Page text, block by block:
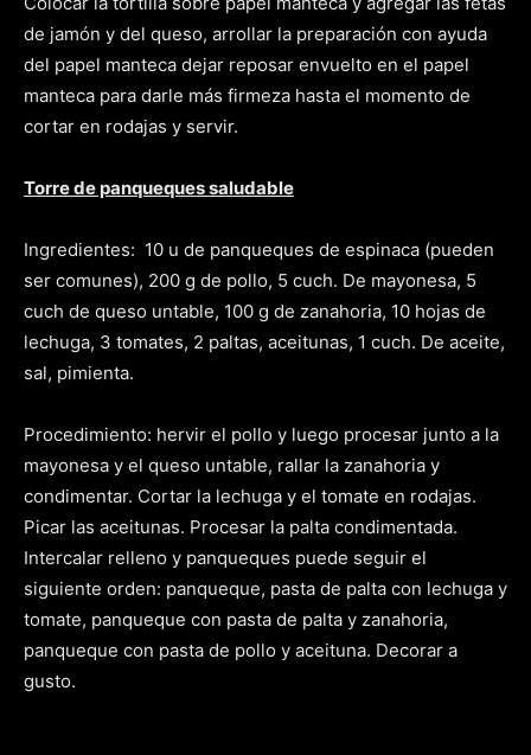
de jamón y del queso, arrollar la preparación con ayuda
del papel manteca dejar reposar envuelto en el papel
manteca para darle más firmeza hasta el momento de
cortar en rodajas y servir.
Torre de panqueques saludable
Ingredientes: 10 u de panqueques de espinaca (pueden
ser comunes), 200 g de pollo, 5 cuch. De mayonesa, 5
cuch de queso untable, 100 g de zanahoria, 10 hojas de
lechuga, 3 tomates, 2 paltas, aceitunas, 1 cuch. De aceite,
sal, pimienta.
Procedimiento: hervir el pollo y luego procesar junto a la
mayonesa y el queso untable, rallar la zanahoria y
condimentar. Cortar la lechuga y el tomate en rodajas.
Picar las aceitunas. Procesar la palta condimentada.
Intercalar relleno y panqueques puede seguir el
siguiente orden: panqueque, pasta de palta con lechuga y
tomate, panqueque con pasta de palta y zanahoria,
panqueque con pasta de pollo y aceituna. Decorar a
gusto.